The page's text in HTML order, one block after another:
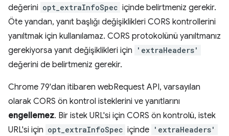
değerini opt_extraInfoSpec içinde belirtmeniz gerekir.
Öte yandan, yanıt başlığı değişiklikleri CORS kontrollerini
yanıltmak için kullanılamaz. CORS protokolünü yanıltmanız
gerekiyorsa yanıt değişiklikleri için
'extraHeaders'
değerini de belirtmeniz gerekir.
Chrome 79'dan itibaren webRequest API, varsayılan
olarak CORS ön kontrol isteklerini ve yanıtlarını
engellemez. Bir istek URL'si için CORS ön kontrolü, istek
URL'si için opt_extraInfoSpec içinde 'extraHeaders'